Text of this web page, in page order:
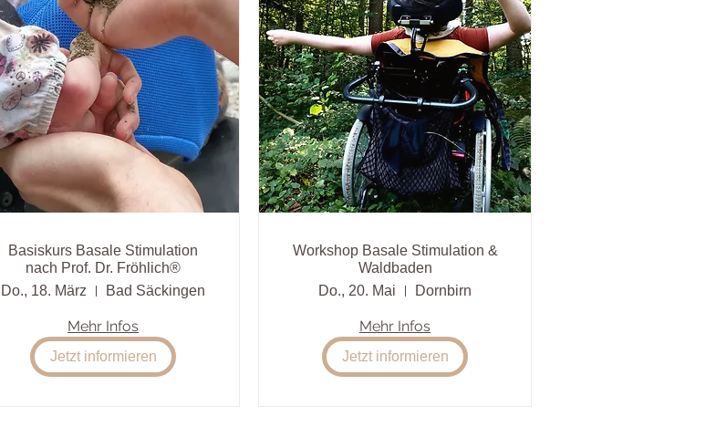
Basiskurs Basale Stimulation
nach Prof. Dr. Fröhlich®
Do., 18. März
Bad Säckingen
Mehr Infos
Jetzt informieren
Workshop Basale Stimulation &
Waldbaden
Do., 20. Mai
Dornbirn
Mehr Infos
Jetzt informieren